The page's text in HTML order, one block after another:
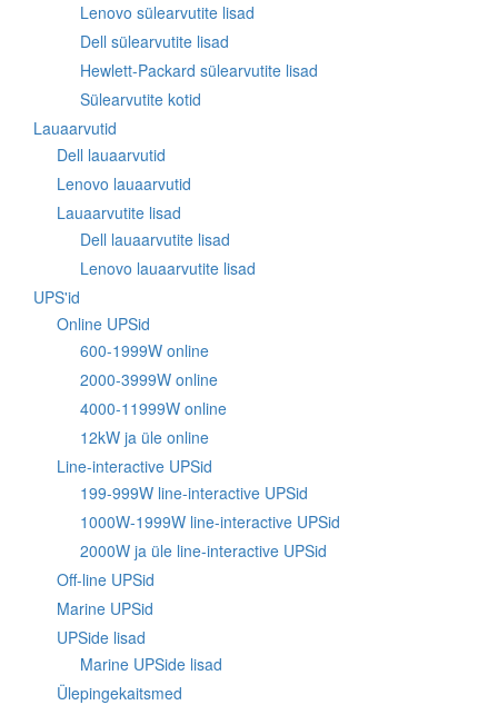
Lenovo sülearvutite lisad
Dell sülearvutite lisad
Hewlett-Packard sülearvutite lisad
Sülearvutite kotid
Lauaarvutid
Dell lauaarvutid
Lenovo lauaarvutid
Lauaarvutite lisad
Dell lauaarvutite lisad
Lenovo lauaarvutite lisad
UPS'id
Online UPSid
600-1999W online
2000-3999W online
4000-11999W online
12kW ja üle online
Line-interactive UPSid
199-999W line-interactive UPSid
1000W-1999W line-interactive UPSid
2000W ja üle line-interactive UPSid
Off-line UPSid
Marine UPSid
UPSide lisad
Marine UPSide lisad
Ülepingekaitsmed